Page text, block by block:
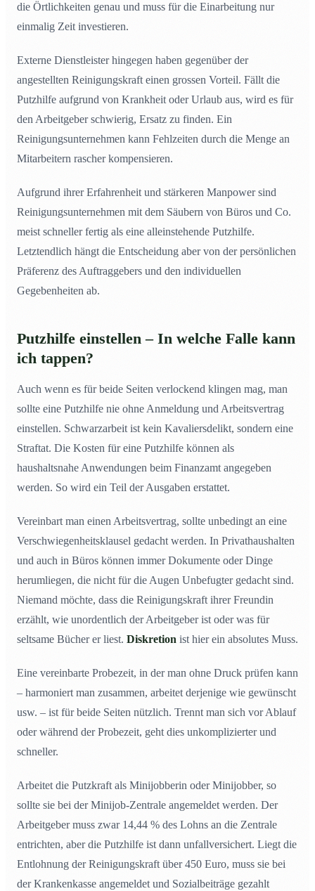
die Örtlichkeiten genau und muss für die Einarbeitung nur
einmalig Zeit investieren.
Externe Dienstleister hingegen haben gegenüber der
angestellten Reinigungskraft einen grossen Vorteil. Fällt die
Putzhilfe aufgrund von Krankheit oder Urlaub aus, wird es für
den Arbeitgeber schwierig, Ersatz zu finden. Ein
Reinigungsunternehmen kann Fehlzeiten durch die Menge an
Mitarbeitern rascher kompensieren.
Aufgrund ihrer Erfahrenheit und stärkeren Manpower sind
Reinigungsunternehmen mit dem Säubern von Büros und Co.
meist schneller fertig als eine alleinstehende Putzhilfe.
Letztendlich hängt die Entscheidung aber von der persönlichen
Präferenz des Auftraggebers und den individuellen
Gegebenheiten ab.
Putzhilfe einstellen – In welche Falle kann
ich tappen?
Auch wenn es für beide Seiten verlockend klingen mag, man
sollte eine Putzhilfe nie ohne Anmeldung und Arbeitsvertrag
einstellen. Schwarzarbeit ist kein Kavaliersdelikt, sondern eine
Straftat. Die Kosten für eine Putzhilfe können als
haushaltsnahe Anwendungen beim Finanzamt angegeben
werden. So wird ein Teil der Ausgaben erstattet.
Vereinbart man einen Arbeitsvertrag, sollte unbedingt an eine
Verschwiegenheitsklausel gedacht werden. In Privathaushalten
und auch in Büros können immer Dokumente oder Dinge
herumliegen, die nicht für die Augen Unbefugter gedacht sind.
Niemand möchte, dass die Reinigungskraft ihrer Freundin
erzählt, wie unordentlich der Arbeitgeber ist oder was für
seltsame Bücher er liest. Diskretion ist hier ein absolutes Muss.
Eine vereinbarte Probezeit, in der man ohne Druck prüfen kann
– harmoniert man zusammen, arbeitet derjenige wie gewünscht
usw. – ist für beide Seiten nützlich. Trennt man sich vor Ablauf
oder während der Probezeit, geht dies unkomplizierter und
schneller.
Arbeitet die Putzkraft als Minijobberin oder Minijobber, so
sollte sie bei der Minijob-Zentrale angemeldet werden. Der
Arbeitgeber muss zwar 14,44 % des Lohns an die Zentrale
entrichten, aber die Putzhilfe ist dann unfallversichert. Liegt die
Entlohnung der Reinigungskraft über 450 Euro, muss sie bei
der Krankenkasse angemeldet und Sozialbeiträge gezahlt